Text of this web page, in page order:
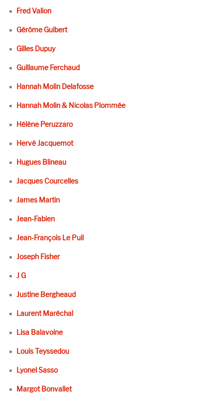
Fred Valion
Gérôme Guibert
Gilles Dupuy
Guillaume Ferchaud
Hannah Molin Delafosse
Hannah Molin & Nicolas Plommée
Hélène Peruzzaro
Hervé Jacquemot
Hugues Blineau
Jacques Courcelles
James Martin
Jean-Fabien
Jean-François Le Puil
Joseph Fisher
J G
Justine Bergheaud
Laurent Maréchal
Lisa Balavoine
Louis Teyssedou
Lyonel Sasso
Margot Bonvallet